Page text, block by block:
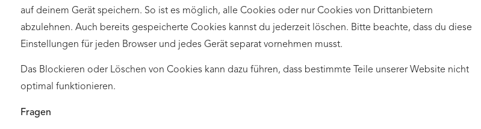
auf deinem Gerät speichern. So ist es möglich, alle Cookies oder nur Cookies von Drittanbietern
abzulehnen. Auch bereits gespeicherte Cookies kannst du jederzeit löschen. Bitte beachte, dass du diese
Einstellungen für jeden Browser und jedes Gerät separat vornehmen musst.
Das Blockieren oder Löschen von Cookies kann dazu führen, dass bestimmte Teile unserer Website nicht
optimal funktionieren.
Fragen